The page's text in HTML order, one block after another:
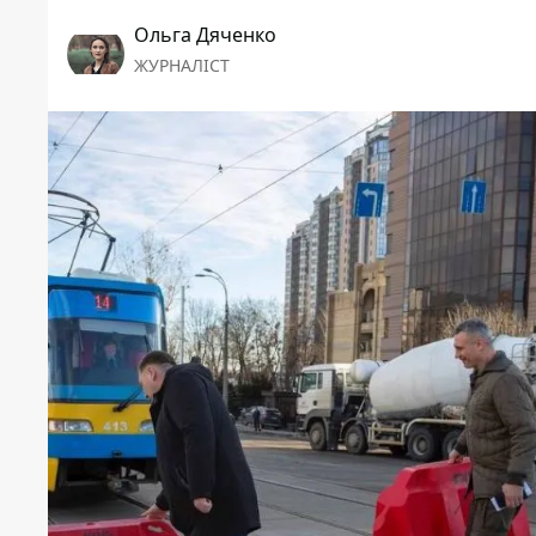
Ольга Дяченко
ЖУРНАЛІСТ